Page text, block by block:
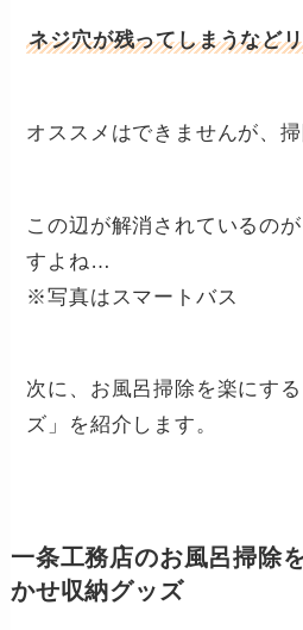
ネジ穴が残ってしまうなど
オススメはできませんが、掃
この辺が解消されているの
すよね…
※写真はスマートバス
次に、お風呂掃除を楽にす
ズ」を紹介します。
一条工務店のお風呂掃除
かせ収納グッズ